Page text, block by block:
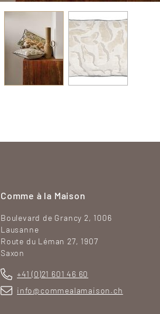
Comme à la Maison
Boulevard de Grancy 2, 1006
Lausanne
Route du Léman 27, 1907
Saxon
+41 (0)21 601 46 60
info@commealamaison.ch